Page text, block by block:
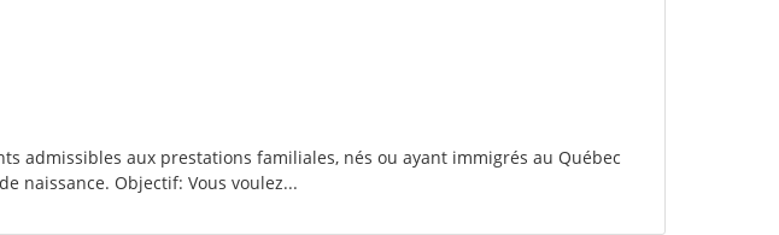
admissibles aux prestations familiales, nés ou ayant immigrés au Québec
naissance. Objectif: Vous voulez...